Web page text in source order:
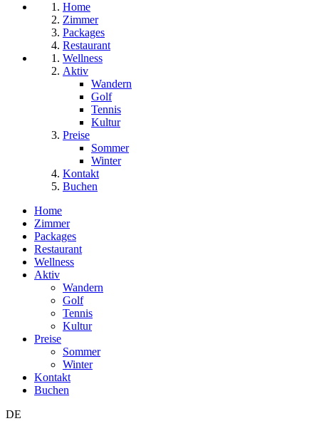
Home
Zimmer
Packages
Restaurant
Wellness
Aktiv
Wandern
Golf
Tennis
Kultur
Preise
Sommer
Winter
Kontakt
Buchen
Home
Zimmer
Packages
Restaurant
Wellness
Aktiv
Wandern
Golf
Tennis
Kultur
Preise
Sommer
Winter
Kontakt
Buchen
DE